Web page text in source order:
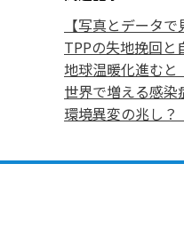
【写真とデータ
TPPの失地挽回
地球温暖化進む
世界で増える感
環境異変の兆し